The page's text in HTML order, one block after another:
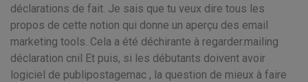
déclarations de fait. Je sais que tu veux dire tous les
propos de cette notion qui donne un aperçu des email
marketing tools. Cela a été déchirante à regarder.mailing
déclaration cnil Et puis, si les débutants doivent avoir
logiciel de publipostagemac , la question de mieux à faire